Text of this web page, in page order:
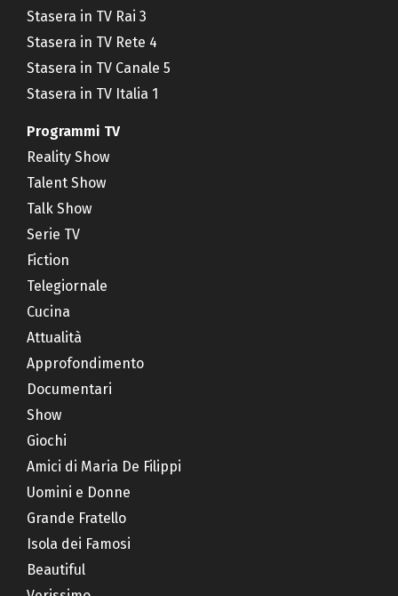
Stasera in TV Rai 3
Stasera in TV Rete 4
Stasera in TV Canale 5
Stasera in TV Italia 1
Programmi TV
Reality Show
Talent Show
Talk Show
Serie TV
Fiction
Telegiornale
Cucina
Attualità
Approfondimento
Documentari
Show
Giochi
Amici di Maria De Filippi
Uomini e Donne
Grande Fratello
Isola dei Famosi
Beautiful